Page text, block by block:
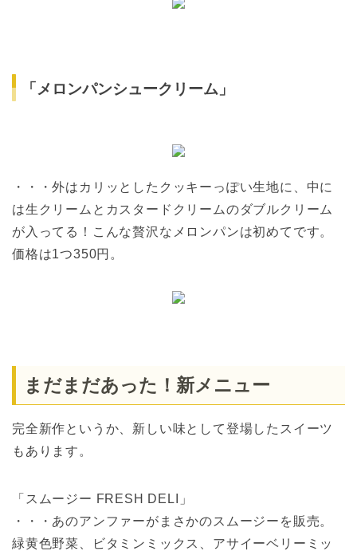
「メロンパンシュークリーム」
・・・外はカリッとしたクッキーっぽい生地に、中に
は生クリームとカスタードクリームのダブルクリーム
が入ってる！こんな贅沢なメロンパンは初めてです。
価格は1つ350円。
まだまだあった！新メニュー
完全新作というか、新しい味として登場したスイーツ
もあります。
「スムージー FRESH DELI」
・・・あのアンファーがまさかのスムージーを販売。
緑黄色野菜、ビタミンミックス、アサイーベリーミッ